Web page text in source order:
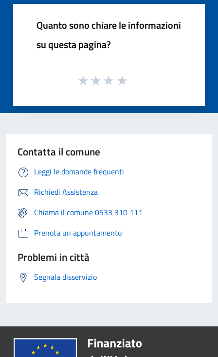
Quanto sono chiare le informazioni
su questa pagina?
Contatta il comune
Leggi le domande frequenti
Richiedi Assistenza
Chiama il comune 0533 310 111
Prenota un appuntamento
Problemi in città
Segnala disservizio